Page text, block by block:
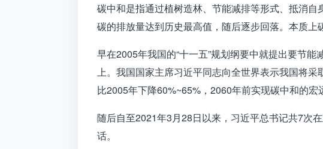
碳中和是指通过植树造林、节能减排等形式、抵消
碳的排放量达到历史最高值，随后逐步回落。本质上
早在2005年我国的“十一五”规划纲要中就提出要节
上。我国国家主席习近平同志向全世界表示我国将
比2005年下降60%~65% ， 2060年前实现碳中和的宏
随后自至2021年3月28日以来，习近平总书记共7次
话。